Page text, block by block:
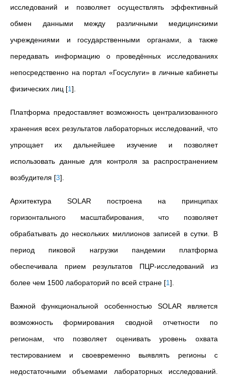
исследований и позволяет осуществлять эффективный
обмен данными между различными медицинскими
учреждениями и государственными органами, а также
передавать информацию о проведённых исследованиях
непосредственно на портал «Госуслуги» в личные кабинеты
физических лиц [1]
Платформа предоставляет возможность централизованного
хранения всех результатов лабораторных исследований, что
упрощает их дальнейшее изучение и позволяет
использовать данные для контроля за распространением
возбудителя [3]
Архитектура SOLAR построена на принципах
горизонтального масштабирования, что позволяет
обрабатывать до нескольких миллионов записей в сутки. В
период пиковой нагрузки пандемии платформа
обеспечивала прием результатов ПЦР-исследований из
более чем 1500 лабораторий по всей стране [1]
Важной функциональной особенностью SOLAR является
возможность формирования сводной отчетности по
регионам, что позволяет оценивать уровень охвата
тестированием и своевременно выявлять регионы с
недостаточными объемами лабораторных исследований.